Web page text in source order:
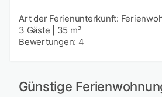
Art der Ferienunterkunft:
3 Gäste
35 m²
Bewertungen: 4
Günstige